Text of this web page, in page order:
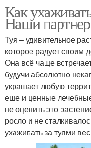
Как
Наши
Туя – удивительное
которое радует своим
Она всё чаще
будучи абсолютно
украшает любую
еще и ценные
не оценить это
росло и не
ухаживать за туями